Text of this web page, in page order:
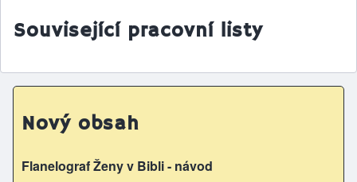
Související pracovní listy
Nový obsah
Flanelograf Ženy v Bibli - návod